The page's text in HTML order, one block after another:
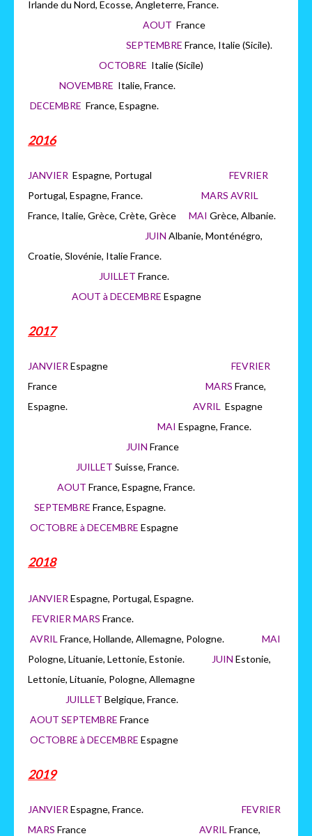
Irlande du Nord, Ecosse, Angleterre, France.
AOUT France
SEPTEMBRE France, Italie (Sicile).
OCTOBRE Italie (Sicile)
NOVEMBRE Italie, France.
DECEMBRE France, Espagne.
2016
JANVIER Espagne, Portugal FEVRIER
Portugal, Espagne, France. MARS AVRIL
France, Italie, Grèce, Crète, Grèce MAI Grèce, Albanie.
JUIN Albanie, Monténégro,
Croatie, Slovénie, Italie France.
JUILLET France.
AOUT à DECEMBRE Espagne
2017
JANVIER Espagne FEVRIER
France MARS France,
Espagne. AVRIL Espagne
MAI Espagne, France.
JUIN France
JUILLET Suisse, France.
AOUT France, Espagne, France.
SEPTEMBRE France, Espagne.
OCTOBRE à DECEMBRE Espagne
2018
JANVIER Espagne, Portugal, Espagne.
FEVRIER MARS France.
AVRIL France, Hollande, Allemagne, Pologne. MAI
Pologne, Lituanie, Lettonie, Estonie.
JUIN Estonie,
Lettonie, Lituanie, Pologne, Allemagne
JUILLET Belgique, France.
AOUT SEPTEMBRE France
OCTOBRE à DECEMBRE Espagne
2019
JANVIER Espagne, France. FEVRIER
MARS France AVRIL France,